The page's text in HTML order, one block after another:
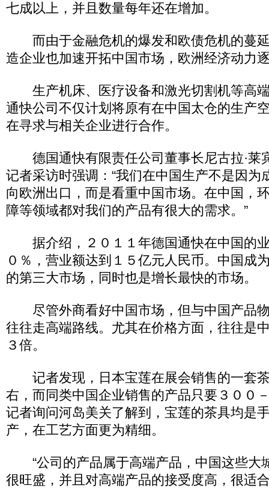
七成以上，并且数量每年还在增加。
而由于金融危机的爆发和欧债危机的蔓
造企业也加速开拓中国市场，欧洲经济动力
生产机床、医疗设备和激光切割机等高
通快公司不仅计划将原有在中国太仓的生产
在寻求与相关企业进行合作。
德国通快有限责任公司董事长尼古拉·莱
记者采访时强调：“我们在中国生产不是因为
向欧洲出口，而是看重中国市场。在中国，
障等领域都对我们的产品有很大的需求。”
据介绍，２０１１年德国通快在中国的
０％，营业额达到１５亿元人民币。中国成
的第三大市场，同时也是增长最快的市场。
尽管外商看好中国市场，但与中国产品
往往走高端路线。尤其在价格方面，往往是
３倍。
记者发现，日本宝莲在展会销售的一套
右，而同类中国企业销售的产品只要３００
记者询问河岛美关了解到，宝莲的茶具均是
产，在工艺方面更为精细。
“公司的产品属于高端产品，中国这些大
很旺盛，并且对高端产品的接受度高，很适